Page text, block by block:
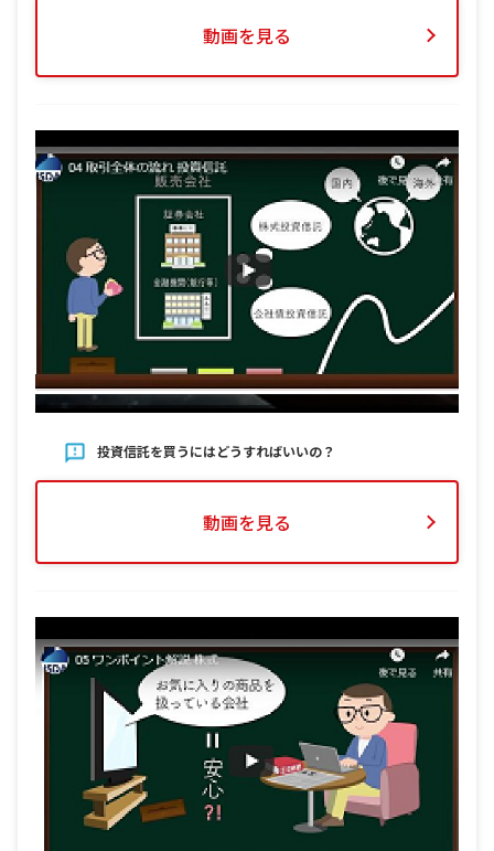
動画を見る
投資信託を買うにはどうすればいいの？
動画を見る